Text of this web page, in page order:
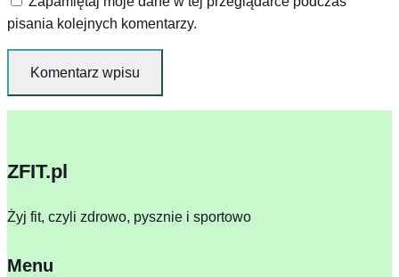
pisania kolejnych komentarzy.
ZFIT.pl
Żyj fit, czyli zdrowo, pysznie i sportowo
Menu